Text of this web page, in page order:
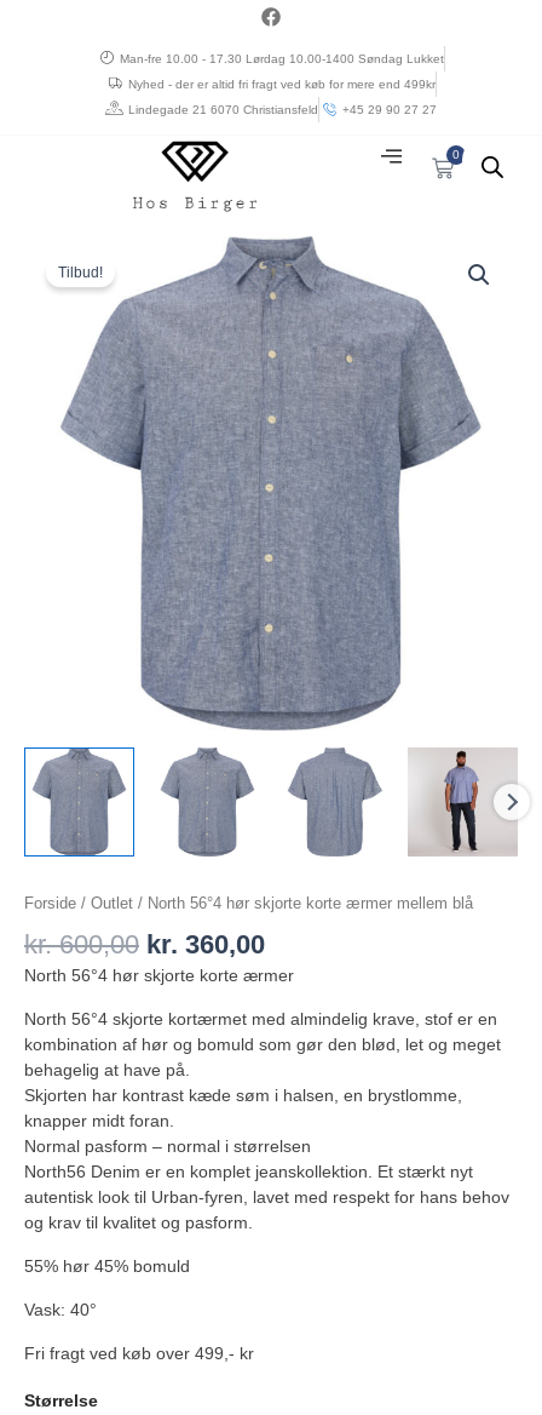
a
e
o
o
Man-fre 10.00 - 17.30 Lørdag 10.00-1400 Søndag Lukket
Nyhed - der er altid fri fragt ved køb for mere end 499kr
Lindegade 21 6070 Christiansfeld
+45 29 90 27 27
0
Kurv
Tilbud!
Forside / Outlet / North 56°4 hør skjorte korte ærmer mellem blå
kr.600,00
oprindelige
pris
var:
kr. 600,00.
kr. 360,00
Den
aktuelle
pris
er:
kr. 360,00.
North 56°4 hør skjorte korte ærmer
North 56°4 skjorte kortærmet med almindelig krave, stof er en
kombination af hør og bomuld som gør den blød, let og meget
behagelig at have på.
Skjorten har kontrast kæde søm i halsen, en brystlomme,
knapper midt foran.
Normal pasform – normal i størrelsen
North56 Denim er en komplet jeanskollektion. Et stærkt nyt
autentisk look til Urban-fyren, lavet med respekt for hans behov
og krav til kvalitet og pasform.
55% hør 45% bomuld
Vask: 40°
Fri fragt ved køb over 499,- kr
Størrelse
56°4
mellem